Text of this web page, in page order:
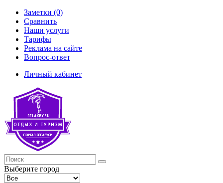
Заметки (0)
Сравнить
Наши услуги
Тарифы
Реклама на сайте
Вопрос-ответ
Личный кабинет
Выберите город